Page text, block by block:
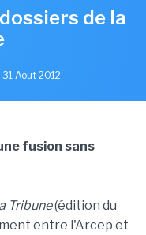
de la
Aout 2012
fusion sans
Tribune(édition du
entre l'Arcep et